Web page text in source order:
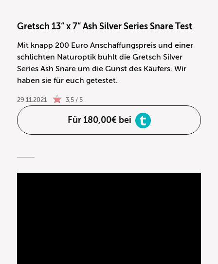
Gretsch 13“ x 7“ Ash Silver Series Snare Test
Mit knapp 200 Euro Anschaffungspreis und einer
schlichten Naturoptik buhlt die Gretsch Silver
Series Ash Snare um die Gunst des Käufers. Wir
haben sie für euch getestet.
29.11.2021 3,5 / 5
Für 180,00€ bei